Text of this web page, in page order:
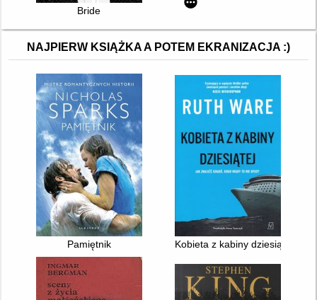
Bride
NAJPIERW KSIĄŻKA A POTEM EKRANIZACJA :)
Pamiętnik Kobieta z kabiny dziesiątej